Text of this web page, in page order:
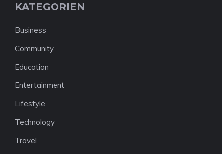
KATEGORIEN
Business
Community
Education
Entertainment
Lifestyle
Technology
Travel